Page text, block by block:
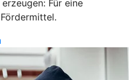
Für eine